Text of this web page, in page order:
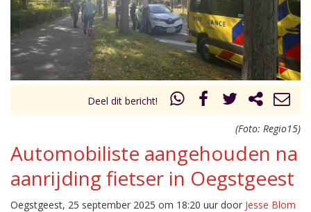
Inklappen
Deel dit bericht!
(Foto: Regio15)
Automobiliste aangehouden na
aanrijding fietser in Oegstgeest
Oegstgeest, 25 september 2025 om 18:20 uur door Jesse Blom